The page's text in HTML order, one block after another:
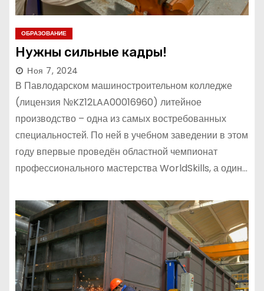
ОБРАЗОВАНИЕ
Нужны сильные кадры!
Ноя 7, 2024
В Павлодарском машиностроительном колледже
(лицензия №KZ12LAA00016960) литейное
производство – одна из самых востребованных
специальностей. По ней в учебном заведении в этом
году впервые проведён областной чемпионат
профессионального мастерства WorldSkills, а один…